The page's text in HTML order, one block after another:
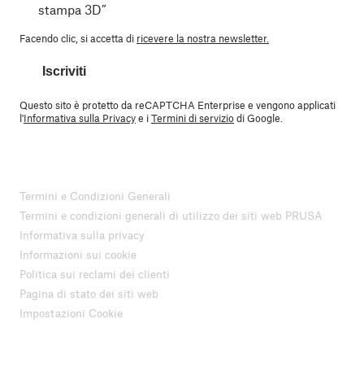
stampa 3D”
Facendo clic, si accetta di ricevere la nostra newsletter.
Iscriviti
Questo sito è protetto da reCAPTCHA Enterprise e vengono applicati
l'Informativa sulla Privacye iTermini di serviziodi Google.
Termini e Condizioni Generali
Termini e condizioni generali di utilizzo dei siti web PRUSA
Informativa sulla privacy
Informazioni sui cookie
Politica sui reclami dei clienti
Pagina di stato dei siti web
Impostazioni Cookie